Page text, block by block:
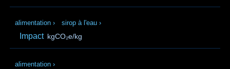
alimentation › sirop à l'eau ›
Impact kgCO₂e/kg
alimentation ›